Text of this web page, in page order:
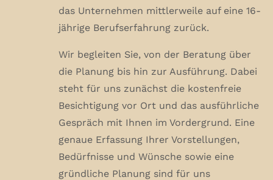
das Unternehmen mittlerweile auf eine 16-
jährige Berufserfahrung zurück.
Wir begleiten Sie, von der Beratung über
die Planung bis hin zur Ausführung. Dabei
steht für uns zunächst die kostenfreie
Besichtigung vor Ort und das ausführliche
Gespräch mit Ihnen im Vordergrund. Eine
genaue Erfassung Ihrer Vorstellungen,
Bedürfnisse und Wünsche sowie eine
gründliche Planung sind für uns